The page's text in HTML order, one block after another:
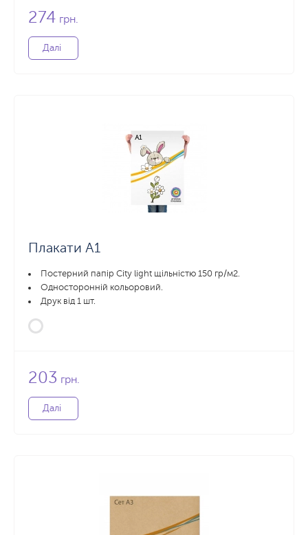
274 грн.
Далі
Плакати А1
Постерний папір City light щільністю 150 гр/м2.
Односторонній кольоровий.
Друк від 1 шт.
203 грн.
Далі